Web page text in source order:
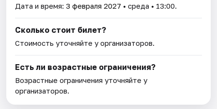
Дата и время:3 февраля 2027 • среда • 13:00.
Сколько стоит билет?
Стоимость уточняйте у организаторов.
Есть ли возрастные ограничения?
Возрастные ограничения уточняйте у
организаторов.